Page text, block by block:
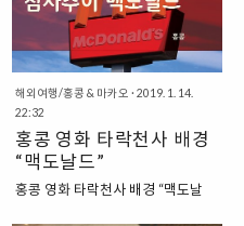
업데이트가 되고 있음과 동시에 옛
날 사이트임에도 불구하고 인터페
이스..
라는 의미를 가지기도 합니다. 그 이
유는 바로 주인이 모이를 주려고 해
도 가까이 다가오지 않고, 도망가려
고 하기 때문이지요. "겁이 많은 사
람을 일컫는 치킨(CHICKEN)" 영어
에서는 이렇게 "닭"을 겁이 많은 대
표적인 동물로 꼽습니다. 그래서 비
유적으로 의심이 많고, 겁이 많은 사
람을 꼬집어서 "치킨(CHICKEN)"이
해외여행/홍콩 & 마카오 · 2019. 1. 14.
22:32
홍콩 영화 타락천사 배경
“맥도날드”
홍콩 영화 타락천사 배경 “맥도날